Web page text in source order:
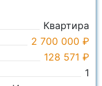
Квартира
2 700 000 ₽
128 571 ₽
1